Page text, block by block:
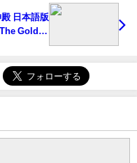
日本語版
Golden